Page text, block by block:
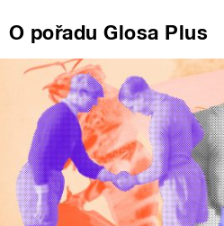
O pořadu Glosa Plus